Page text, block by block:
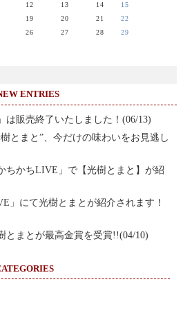
12 13 14
15
19 20 21
22
26 27 28
29
ENTRIES
は販売終了いたしました！(06/13)
とまと”、今だけの味わいをお見逃し
ちかちLIVE」で【光樹とまと】が紹
」にて光樹とまとが紹介されます！
とまとが最高金賞を受賞!!(04/10)